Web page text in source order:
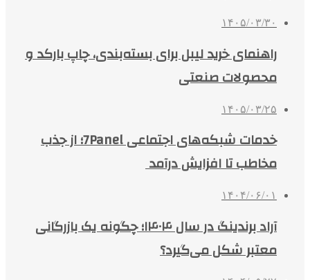
۱۴۰۵/۰۳/۳۰
راهنمای خرید لیبل برای بسته‌بندی، چاپ بارکد و
محصولات صنعتی
۱۴۰۵/۰۳/۲۵
خدمات شبکه‌های اجتماعی 7Panel؛ از جذب
مخاطب تا افزایش درآمد
۱۴۰۴/۰۶/۰۱
آراد برندینگ در سال ۱۴۰۴؛ چگونه یک بازرگانی
معتبر شکل می‌گیرد؟